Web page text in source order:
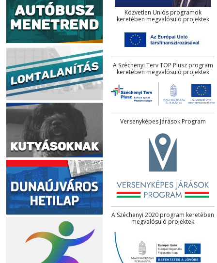
Közvetlen Uniós programok
keretében megvalósuló projektek
A Széchenyi Terv TOP Plusz program
keretében megvalósuló projektek
Versenyképes Járások Program
A Széchenyi 2020 program keretében
megvalósuló projektek